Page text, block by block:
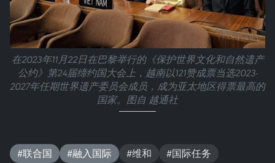
在2023年11月22日在巴黎举行的《保护世界文化和自然遗产
公约》第24届缔约国大会上，越南以121赞成票当选2023-
2027年任期世界遗产委员会成员，成为亚太地区得票最高的
国家。图自 越通社
#联合国 #融入国际 #维和 #国际任务